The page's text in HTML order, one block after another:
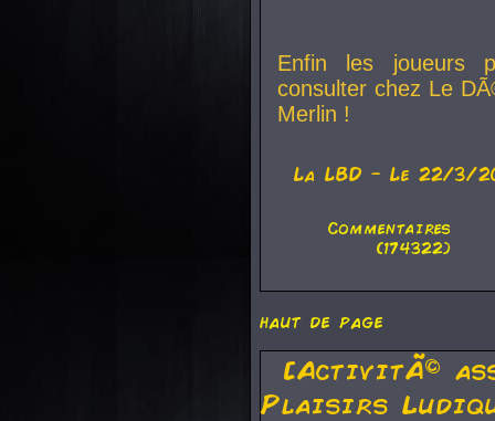
Enfin les joueurs
consulter chez Le
Merlin !
La LBD - Le 22/3/
Commentaires
(174322)
haut de page
[ActivitÃ©
Plaisirs